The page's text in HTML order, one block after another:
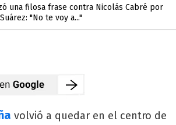
una filosa frase contra Nicolás Cabré por
"No te voy a..."
volvió a quedar en el centro de